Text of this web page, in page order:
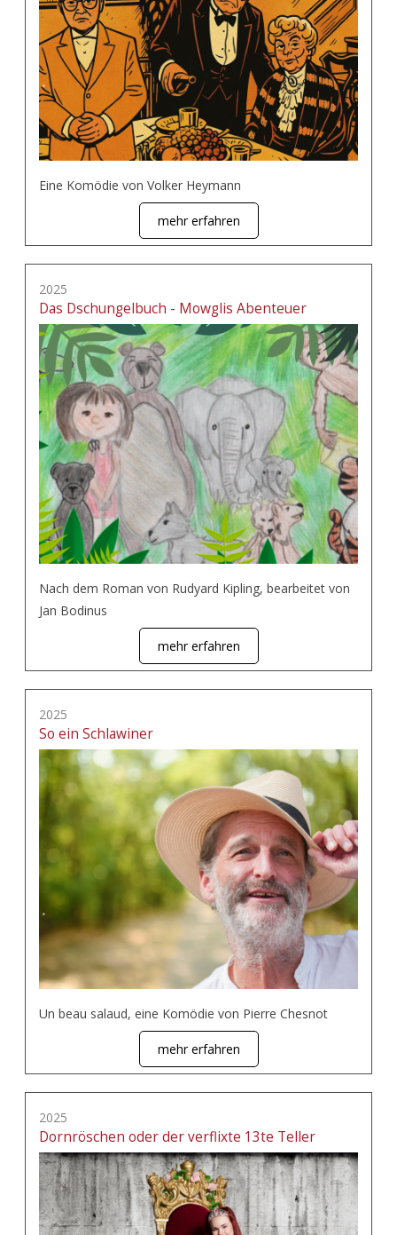
Eine Komödie von Volker Heymann
mehr erfahren
2025
Das Dschungelbuch - Mowglis Abenteuer
Nach dem Roman von Rudyard Kipling, bearbeitet von
Jan Bodinus
mehr erfahren
2025
So ein Schlawiner
Un beau salaud, eine Komödie von Pierre Chesnot
mehr erfahren
2025
Dornröschen oder der verflixte 13te Teller